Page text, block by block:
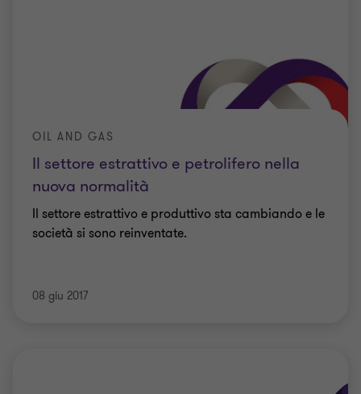
Il settore estrattivo e petrolifero nella
nuova normalità
OIL AND GAS
Il settore estrattivo e produttivo sta cambiando e le
società si sono reinventate.
08 giu 2017